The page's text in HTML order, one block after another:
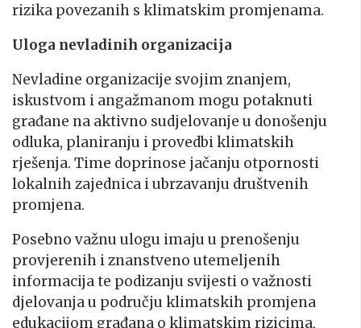
rizika povezanih s klimatskim promjenama.
Uloga nevladinih organizacija
Nevladine organizacije svojim znanjem,
iskustvom i angažmanom mogu potaknuti
građane na aktivno sudjelovanje u donošenju
odluka, planiranju i provedbi klimatskih
rješenja. Time doprinose jačanju otpornosti
lokalnih zajednica i ubrzavanju društvenih
promjena.
Posebno važnu ulogu imaju u prenošenju
provjerenih i znanstveno utemeljenih
informacija te podizanju svijesti o važnosti
djelovanja u području klimatskih promjena
edukacijom građana o klimatskim rizicima,